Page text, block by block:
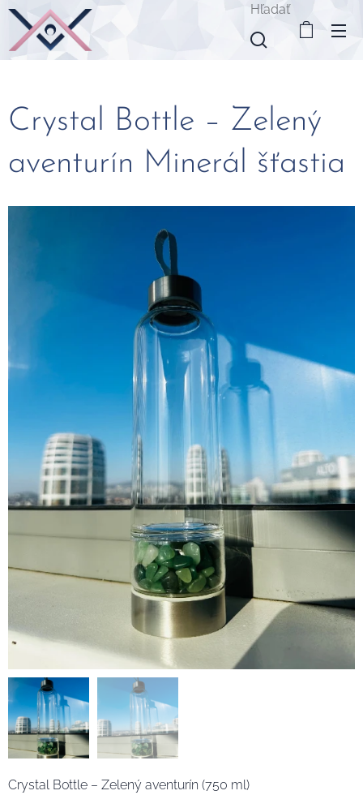
Hľadať
Crystal Bottle – Zelený
aventurín Minerál šťastia
Crystal Bottle – Zelený aventurín (750 ml)